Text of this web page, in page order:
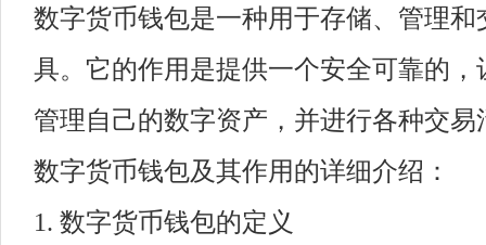
数字货币钱包是一种用于存储、管理和
具。它的作用是提供一个安全可靠的，
管理自己的数字资产，并进行各种交
数字货币钱包及其作用的详细介绍：
1. 数字货币钱包的定义